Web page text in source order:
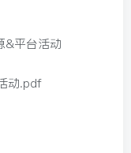
&平台活动
动.pdf